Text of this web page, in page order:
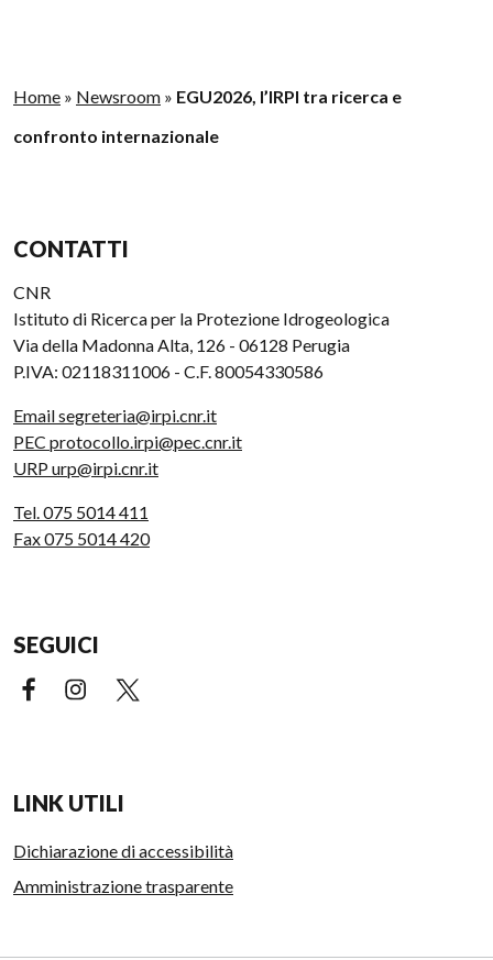
Home » Newsroom » EGU2026, l’IRPI tra ricerca e
confronto internazionale
CONTATTI
CNR
Istituto di Ricerca per la Protezione Idrogeologica
Via della Madonna Alta, 126 - 06128 Perugia
P.IVA: 02118311006 - C.F. 80054330586
Email segreteria@irpi.cnr.it
PEC protocollo.irpi@pec.cnr.it
URP urp@irpi.cnr.it
Tel. 075 5014 411
Fax 075 5014 420
SEGUICI
Facebook (link esterno)
Instagram (link esterno)
LINK UTILI
Dichiarazione di accessibilità
Amministrazione trasparente